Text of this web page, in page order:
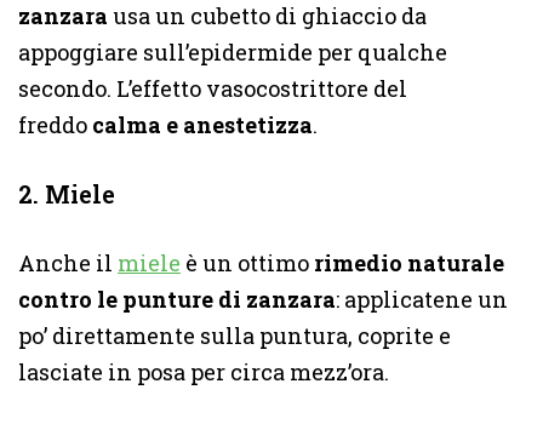
zanzara usa un cubetto di ghiaccio da
appoggiare sull’epidermide per qualche
secondo. L’effetto vasocostrittore del
freddo calma e anestetizza.
2. Miele
Anche il miele è un ottimo rimedio naturale
contro le punture di zanzara: applicatene un
po’ direttamente sulla puntura, coprite e
lasciate in posa per circa mezz’ora.